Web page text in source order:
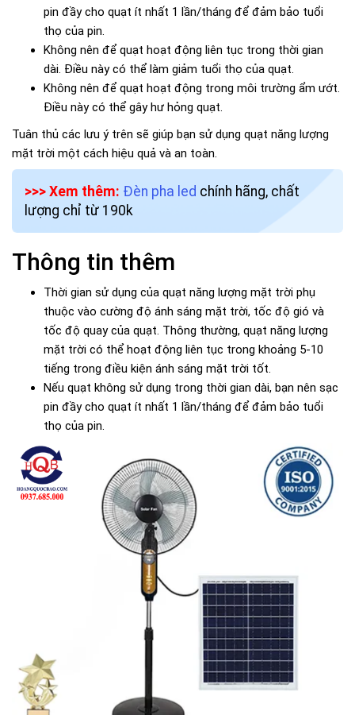
pin đầy cho quạt ít nhất 1 lần/tháng để đảm bảo tuổi
thọ của pin.
Không nên để quạt hoạt động liên tục trong thời gian
dài. Điều này có thể làm giảm tuổi thọ của quạt.
Không nên để quạt hoạt động trong môi trường ẩm ướt.
Điều này có thể gây hư hỏng quạt.
Tuân thủ các lưu ý trên sẽ giúp bạn sử dụng quạt năng lượng
mặt trời một cách hiệu quả và an toàn.
>>> Xem thêm: Đèn pha led chính hãng, chất
lượng chỉ từ 190k
Thông tin thêm
Thời gian sử dụng của quạt năng lượng mặt trời phụ
thuộc vào cường độ ánh sáng mặt trời, tốc độ gió và
tốc độ quay của quạt. Thông thường, quạt năng lượng
mặt trời có thể hoạt động liên tục trong khoảng 5-10
tiếng trong điều kiện ánh sáng mặt trời tốt.
Nếu quạt không sử dụng trong thời gian dài, bạn nên sạc
pin đầy cho quạt ít nhất 1 lần/tháng để đảm bảo tuổi
thọ của pin.